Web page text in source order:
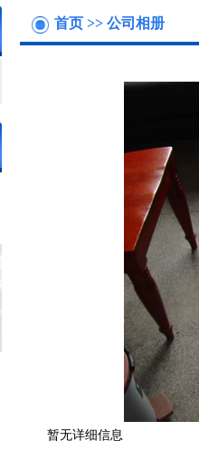
首页 >> 公司相册
暂无详细信息